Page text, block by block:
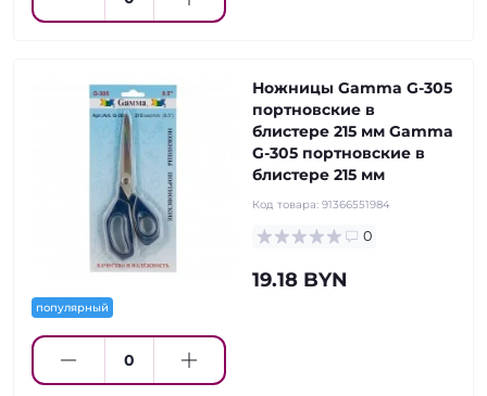
популярный
Ножницы Gamma G-305
портновские в
блистере 215 мм Gamma
G-305 портновские в
блистере 215 мм
Код товара: 91366551984
0
19.18 BYN